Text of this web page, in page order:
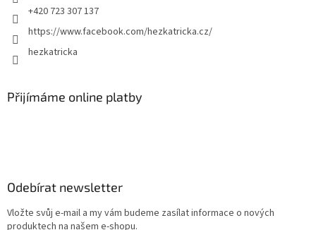
+420 723 307 137
https://www.facebook.com/hezkatricka.cz/
hezkatricka
Přijímáme online platby
Odebírat newsletter
Vložte svůj e-mail a my vám budeme zasílat informace o nových
produktech na našem e-shopu.